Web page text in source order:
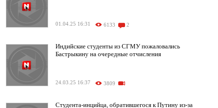
01.04.25 16:31 6133 2
Индийские студенты из СГМУ пожаловались
Бастрыкину на очередные отчисления
24.03.25 16:37 3809
Студента-инцийца, обратившегося к Путину из-за